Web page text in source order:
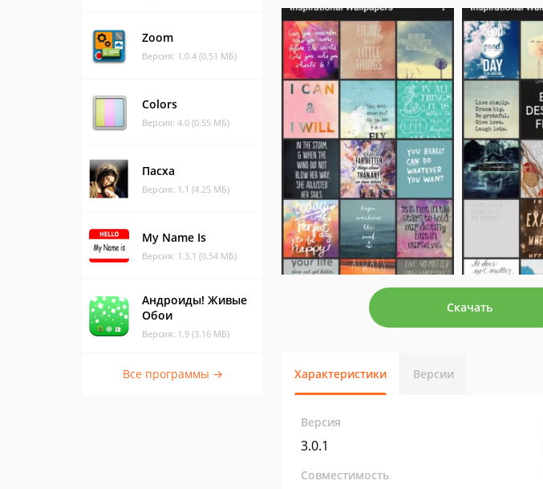
Zoom
Версия: 1.0.4 (0.51 МБ)
Colors
Версия: 4.0 (0.55 МБ)
Пасха
Версия: 1.1 (4.25 МБ)
My Name Is
Версия: 1.3.1 (0.54 МБ)
Андроиды! Живые
Обои
Версия: 1.9 (3.16 МБ)
Все программы →
Скачать
Характеристики Версии
Версия
3.0.1
Совместимость